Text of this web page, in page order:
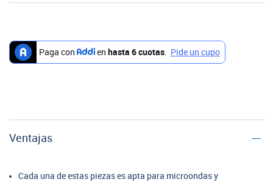
Ventajas
Cada una de estas piezas es apta para microondas y